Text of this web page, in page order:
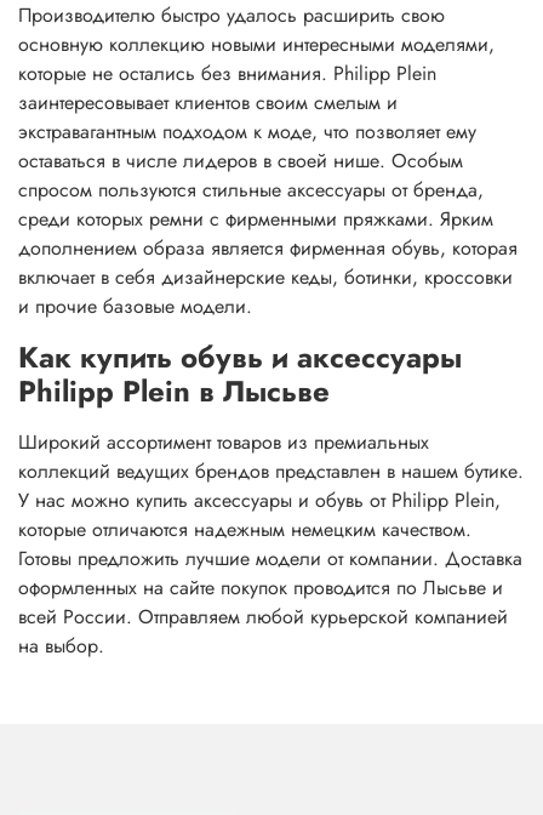
Производителю быстро удалось расширить свою
основную коллекцию новыми интересными моделями,
которые не остались без внимания. Philipp Plein
заинтересовывает клиентов своим смелым и
экстравагантным подходом к моде, что позволяет ему
оставаться в числе лидеров в своей нише. Особым
спросом пользуются стильные аксессуары от бренда,
среди которых ремни с фирменными пряжками. Ярким
дополнением образа является фирменная обувь, которая
включает в себя дизайнерские кеды, ботинки, кроссовки
и прочие базовые модели.
Как купить обувь и аксессуары
Philipp Plein в Лысьве
Широкий ассортимент товаров из премиальных
коллекций ведущих брендов представлен в нашем бутике.
У нас можно купить аксессуары и обувь от Philipp Plein,
которые отличаются надежным немецким качеством.
Готовы предложить лучшие модели от компании. Доставка
оформленных на сайте покупок проводится по Лысьве и
всей России. Отправляем любой курьерской компанией
на выбор.